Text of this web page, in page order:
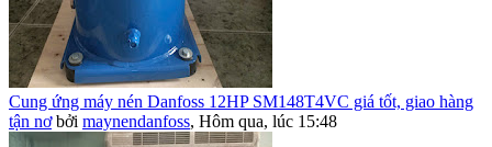
Cung ứng máy nén Danfoss 12HP SM148T4VC giá tốt, giao hàng
tận nơ bởi maynendanfoss, Hôm qua, lúc 15:48